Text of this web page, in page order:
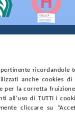
ricordandole
anche cookies
per la corretta
all'uso di TUTTI i
cliccare su
SOSTIENICI